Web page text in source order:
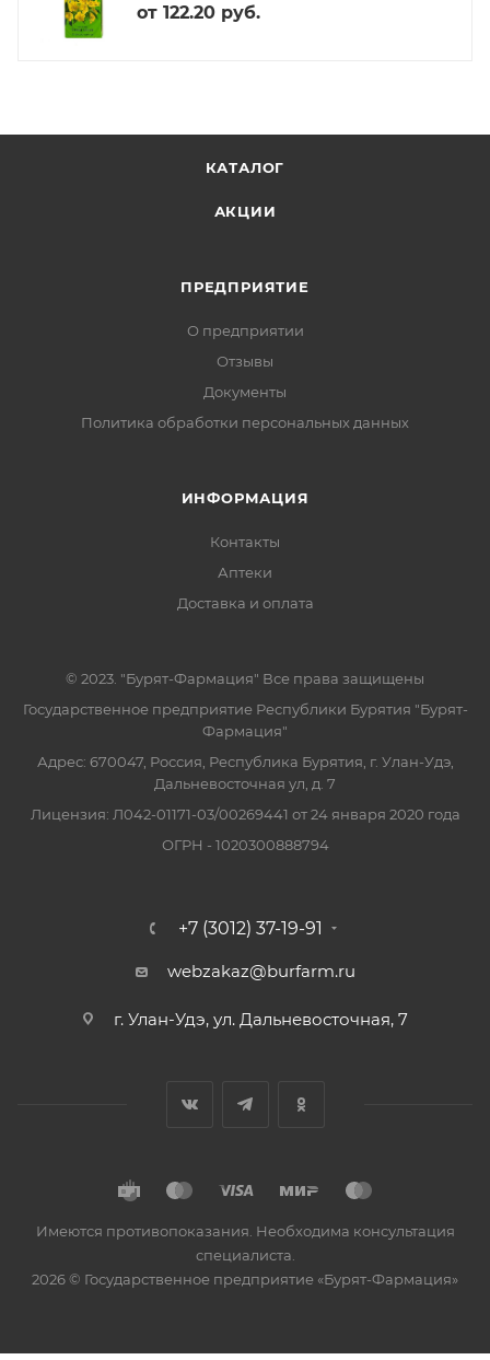
от 122.20 руб.
КАТАЛОГ
АКЦИИ
ПРЕДПРИЯТИЕ
О предприятии
Отзывы
Документы
Политика обработки персональных данных
ИНФОРМАЦИЯ
Контакты
Аптеки
Доставка и оплата
© 2023. "Бурят-Фармация" Все права защищены
Государственное предприятие Республики Бурятия "Бурят-
Фармация"
Адрес: 670047, Россия, Республика Бурятия, г. Улан-Удэ,
Дальневосточная ул, д. 7
Лицензия: Л042-01171-03/00269441 от 24 января 2020 года
ОГРН - 1020300888794
+7 (3012) 37-19-91
webzakaz@burfarm.ru
г. Улан-Удэ, ул. Дальневосточная, 7
Имеются противопоказания. Необходима консультация
специалиста.
2026 © Государственное предприятие «Бурят-Фармация»